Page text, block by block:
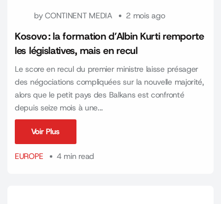
byCONTINENT MEDIA 2 mois ago
Kosovo : la formation d’Albin Kurti remporte
les législatives, mais en recul
Le score en recul du premier ministre laisse présager
des négociations compliquées sur la nouvelle majorité,
alors que le petit pays des Balkans est confronté
depuis seize mois à une...
Voir Plus
EUROPE
4 min read